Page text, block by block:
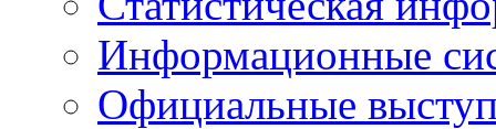
Информационные
Официальные